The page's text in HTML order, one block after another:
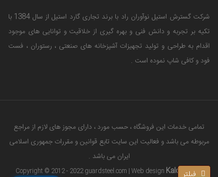
فیلتر
شرکت گسترش استیل نوآوران راد با برند تجاری گارد استیل از سال 1384 با
تکیه بر تجربه و دانش فنی و بهره گیری از خلاقیت و توانایی های موجود
اقدام به طراحی و تولید تجهیزات آشپزخانه های صنعتی ، رستوران ، فست
فود و کافی شاپ نموده است .
تمامی خدمات این فروشگاه ، حسب مورد ، دارای مجوز های لازم از مراجع
مربوطه می باشد و فعالیت این سایت تابع قوانین و مقررات جمهوری اسلامی
ایران می باشد .
Copyright © 2012 - 2022 guardsteel.com | Web design Kalooj.com